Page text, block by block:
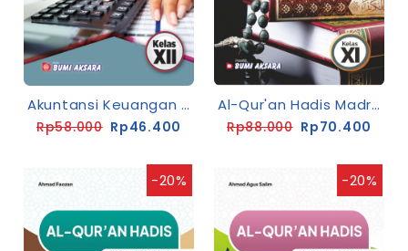
Akuntansi Keuangan Kelas XII SMK-C3 [K13-Rev]
Rp58.000 Rp46.400
Al-Qur'an Hadis Madrasah Aliyah Kelas XI
Rp88.000 Rp70.400
-20% -20%